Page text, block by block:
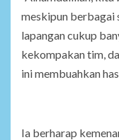
meskipun berbagai
lapangan cukup
kekompakan tim,
ini membuahkan
Ia berharap